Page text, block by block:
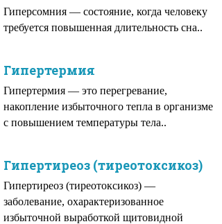
Гиперсомния — состояние, когда человеку
требуется повышенная длительность сна..
Гипертермия
Гипертермия — это перегревание,
накопление избыточного тепла в организме
с повышением температуры тела..
Гипертиреоз (тиреотоксикоз)
Гипертиреоз (тиреотоксикоз) —
заболевание, охарактеризованное
избыточной выработкой щитовидной